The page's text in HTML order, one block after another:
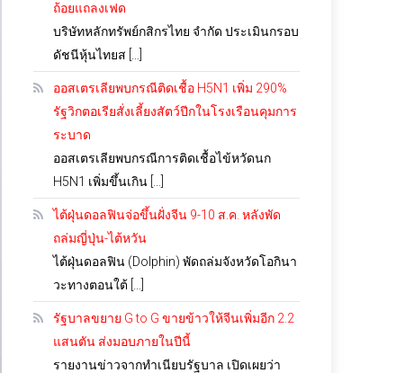
ถ้อยแถลงเฟด
บริษัทหลักทรัพย์กสิกรไทย จำกัด ประเมินกรอบ
ดัชนีหุ้นไทยส […]
ออสเตรเลียพบกรณีติดเชื้อ H5N1 เพิ่ม 290%
รัฐวิกตอเรียสั่งเลี้ยงสัตว์ปีกในโรงเรือนคุมการ
ระบาด
ออสเตรเลียพบกรณีการติดเชื้อไข้หวัดนก
H5N1 เพิ่มขึ้นเกิน […]
ไต้ฝุ่นดอลฟินจ่อขึ้นฝั่งจีน 9-10 ส.ค. หลังพัด
ถล่มญี่ปุ่น-ไต้หวัน
ไต้ฝุ่นดอลฟิน (Dolphin) พัดถล่มจังหวัดโอกินา
วะทางตอนใต้ […]
รัฐบาลขยาย G to G ขายข้าวให้จีนเพิ่มอีก 2.2
แสนตัน ส่งมอบภายในปีนี้
รายงานข่าวจากทำเนียบรัฐบาล เปิดเผยว่า